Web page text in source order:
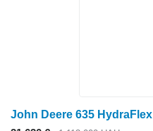
John Deere 635 HydraFlex